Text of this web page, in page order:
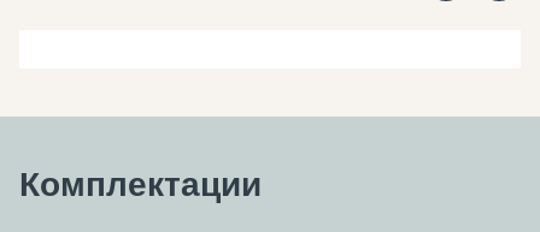
Комплектации